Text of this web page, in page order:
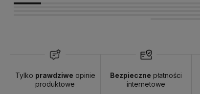
Tylko prawdziwe opinie
produktowe
Bezpieczne płatności
internetowe